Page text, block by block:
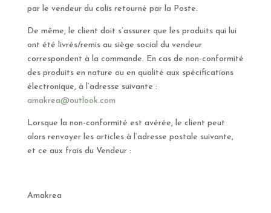
par le vendeur du colis retourné par la Poste.
De même, le client doit s’assurer que les produits qui lui
ont été livrés/remis au siège social du vendeur
correspondent à la commande. En cas de non-conformité
des produits en nature ou en qualité aux spécifications
électronique, à l’adresse suivante :
amakrea@outlook.com
Lorsque la non-conformité est avérée, le client peut
alors renvoyer les articles à l’adresse postale suivante,
et ce aux frais du Vendeur :
Amakrea